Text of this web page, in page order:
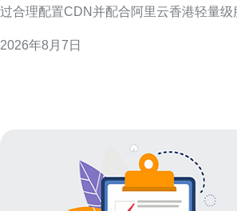
过合理配置CDN并配合阿里云香港轻量级
与GEO优化。 选择合适的CDN与节点覆盖 选择有完
2026年8月7日